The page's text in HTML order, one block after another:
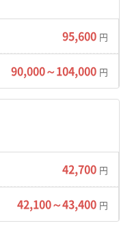
道は狭い場合があ
入できないことが
セスが良いかどう
大きく変わります。
た農機具や家財な
上にかかるケース
95,600 円
90,000～104,000 円
42,700 円
42,100～43,400 円